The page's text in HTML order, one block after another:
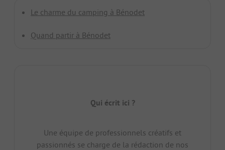
Le charme du camping à Bénodet
Quand partir à Bénodet
Qui écrit ici ?
Une équipe de professionnels créatifs et
passionnés se charge de la rédaction de nos